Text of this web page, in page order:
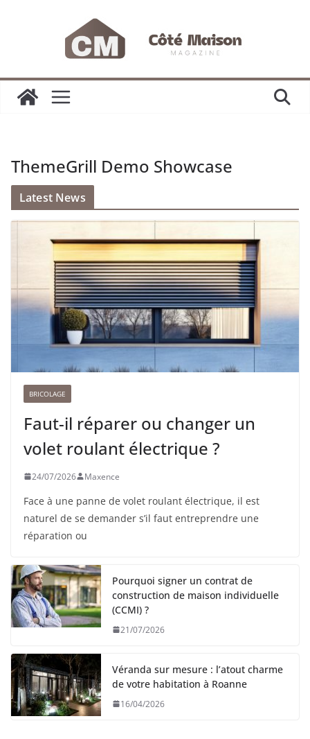
ThemeGrill Demo Showcase
Latest News
BRICOLAGE
Faut-il réparer ou changer un
volet roulant électrique ?
24/07/2026 Maxence
Face à une panne de volet roulant électrique, il est
naturel de se demander s’il faut entreprendre une
réparation ou
Pourquoi signer un contrat de
construction de maison individuelle
(CCMI) ?
21/07/2026
Véranda sur mesure : l’atout charme
de votre habitation à Roanne
16/04/2026